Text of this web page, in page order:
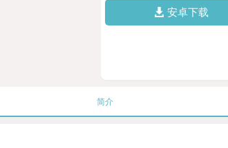
安卓下载
简介